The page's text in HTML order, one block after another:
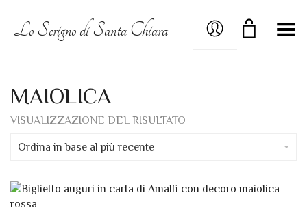
Lo Scrigno di Santa Chiara MY ACCOUNT
Menú
MAIOLICA
VISUALIZZAZIONE DEL RISULTATO
Ordina in base al più recente